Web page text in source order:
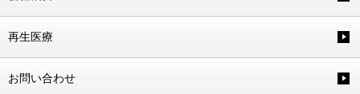
再生医療
お問い合わせ